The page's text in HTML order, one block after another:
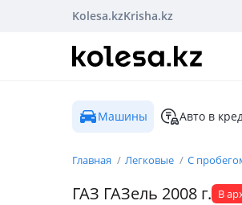
Kolesa.kzKrisha.kz
Машины Авто в
Главная Легковые С
ГАЗ ГАЗель 2008 г. В